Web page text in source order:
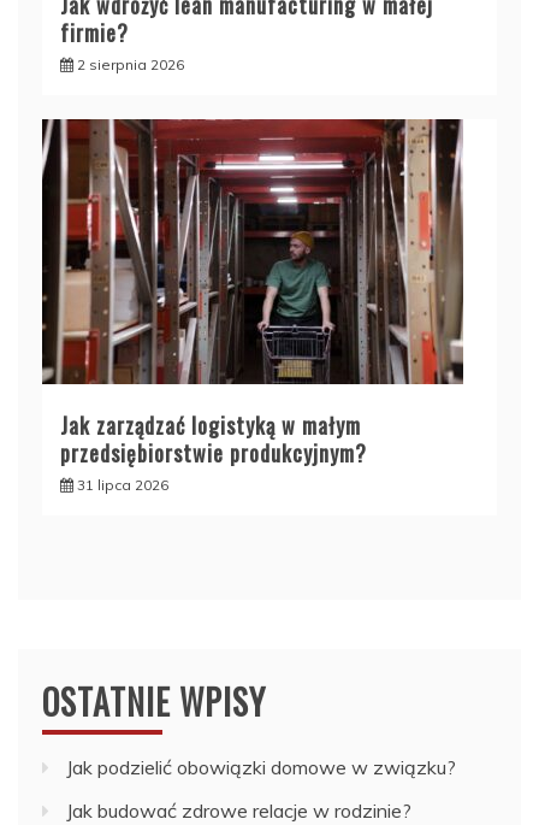
firmie?
2 sierpnia 2026
Jak zarządzać logistyką w małym
przedsiębiorstwie produkcyjnym?
31 lipca 2026
OSTATNIE WPISY
Jak podzielić obowiązki domowe w związku?
Jak budować zdrowe relacje w rodzinie?